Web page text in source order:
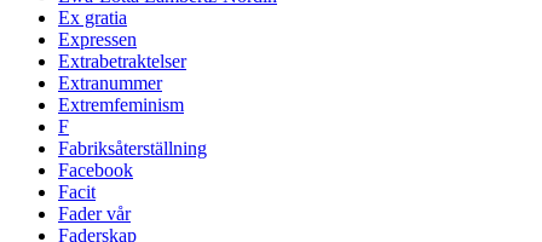
Ex gratia
Expressen
Extrabetraktelser
Extranummer
Extremfeminism
F
Fabriksåterställning
Facebook
Facit
Fader vår
Faderskap